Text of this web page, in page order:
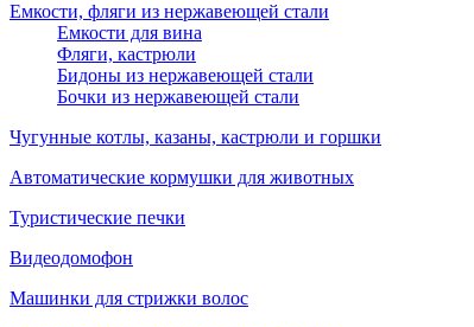
Емкости, фляги из нержавеющей стали
Емкости для вина
Фляги, кастрюли
Бидоны из нержавеющей стали
Бочки из нержавеющей стали
Чугунные котлы, казаны, кастрюли и горшки
Автоматические кормушки для животных
Туристические печки
Видеодомофон
Машинки для стрижки волос